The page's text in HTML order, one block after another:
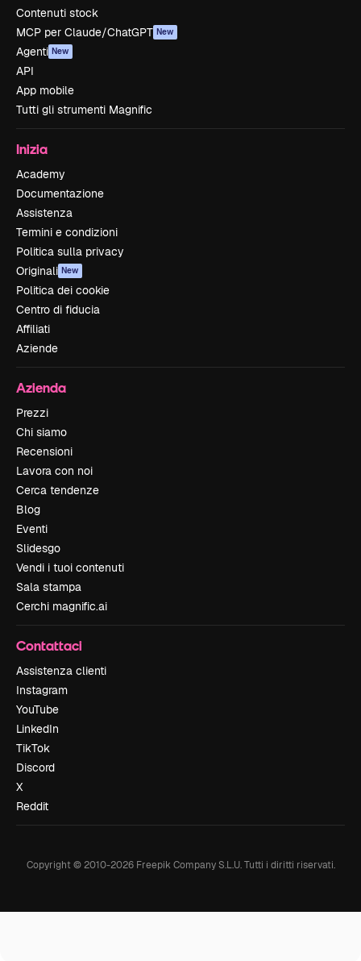
Contenuti stock
MCP per Claude/ChatGPT New
Agenti New
API
App mobile
Tutti gli strumenti Magnific
Inizia
Academy
Documentazione
Assistenza
Termini e condizioni
Politica sulla privacy
Originali New
Politica dei cookie
Centro di fiducia
Affiliati
Aziende
Azienda
Prezzi
Chi siamo
Recensioni
Lavora con noi
Cerca tendenze
Blog
Eventi
Slidesgo
Vendi i tuoi contenuti
Sala stampa
Cerchi magnific.ai
Contattaci
Assistenza clienti
Instagram
YouTube
LinkedIn
TikTok
Discord
X
Reddit
Copyright © 2010-2026Freepik Company S.L.U. Tutti i diritti riservati.